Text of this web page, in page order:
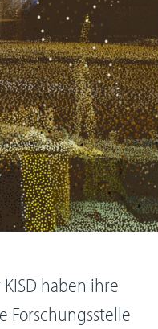
haben ihre
Forschungsstelle